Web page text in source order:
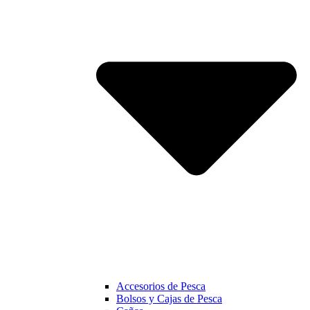
Accesorios de Pesca
Bolsos y Cajas de Pesca